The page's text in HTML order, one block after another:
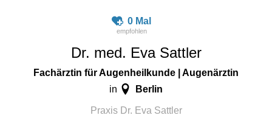
0 Mal
Dr. med. Eva Sattler
Fachärztin für Augenheilkunde | Augenärztin
in Berlin
Praxis Dr. Eva Sattler